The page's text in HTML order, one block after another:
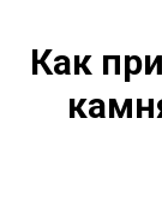
Как